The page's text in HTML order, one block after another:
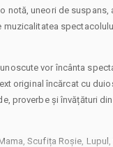
notă, uneori de suspans,
vor încânta
original încărcat cu
proverbe și învățături
Scufița Roșie,